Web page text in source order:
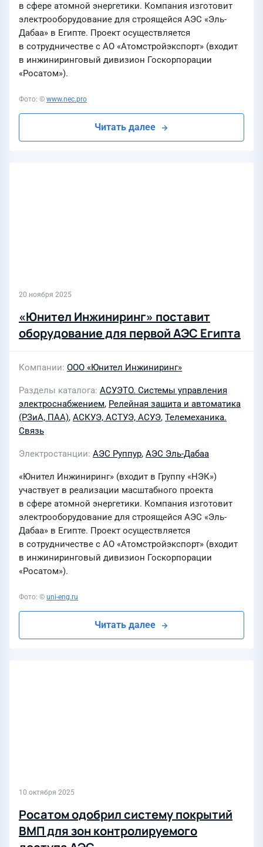
в сфере атомной энергетики. Компания изготовит
электрооборудование для строящейся АЭС «Эль-
Дабаа» в Египте. Проект осуществляется
в сотрудничестве с АО «Атомстройэкспорт» (входит
в инжиниринговый дивизион Госкорпорации
«Росатом»).
Читать далее
Фото: © www.nec.pro
20 ноября 2025
«Юнител Инжиниринг» поставит
оборудование для первой АЭС Египта
Компании ООО «Юнител Инжиниринг»
Разделы каталога АСУЭТО. Системы управления
электроснабжением, Релейная защита и автоматика
(РЗиА, ПАА), АСКУЭ, АСТУЭ, АСУЭ, Телемеханика.
Связь
Электростанции АЭС Руппур, АЭС Эль-Дабаа
«Юнител Инжиниринг» (входит в Группу «НЭК»)
участвует в реализации масштабного проекта
в сфере атомной энергетики. Компания изготовит
электрооборудование для строящейся АЭС «Эль-
Дабаа» в Египте. Проект осуществляется
в сотрудничестве с АО «Атомстройэкспорт» (входит
в инжиниринговый дивизион Госкорпорации
«Росатом»).
Читать далее
Фото: © uni-eng.ru
10 октября 2025
Росатом одобрил систему покрытий
ВМП для зон контролируемого